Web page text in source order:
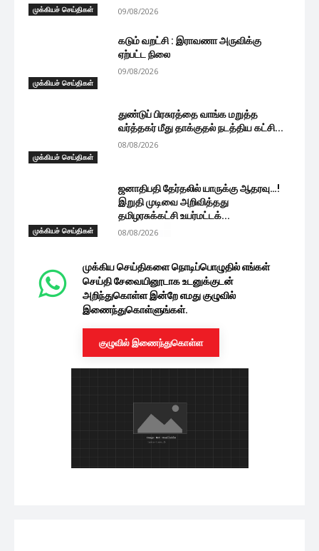
முக்கியச் செய்திகள் 09/08/2026
முக்கியச் செய்திகள்
கடும் வறட்சி : இராவணா அருவிக்கு
ஏற்பட்ட நிலை
09/08/2026
முக்கியச் செய்திகள்
துண்டுப் பிரசுரத்தை வாங்க மறுத்த
வர்த்தகர் மீது தாக்குதல் நடத்திய கட்சி...
08/08/2026
முக்கியச் செய்திகள்
ஜனாதிபதி தேர்தலில் யாருக்கு ஆதரவு…!
இறுதி முடிவை அறிவித்தது
தமிழரசுக்கட்சி உயர்மட்டக்...
08/08/2026
முக்கிய செய்திகளை நொடிப்பொழுதில் எங்கள்
செய்தி சேவையினூடாக உடனுக்குடன்
அறிந்துகொள்ள இன்றே எமது குழுவில்
இணைந்துகொள்ளுங்கள்.
குழுவில் இணைந்துகொள்ள